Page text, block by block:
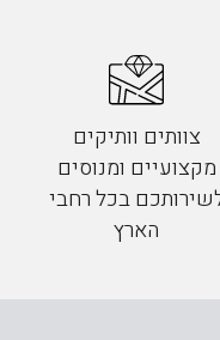
צוותים וותיקים
מקצועיים ומנוסים
בכל רחבי
הארץ